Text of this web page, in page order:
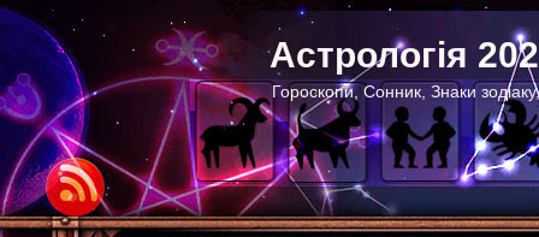
Астрологія
Гороскопи, Сонник, Знаки